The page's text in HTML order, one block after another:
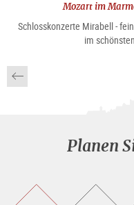
Mozart im
Schlosskonzerte Mirabell -
im
Planen